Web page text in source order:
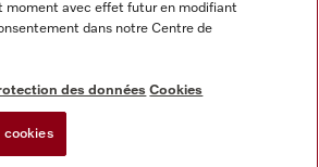
moment avec effet futur en modifiant
dans notre Centre de
des données Cookies
cookies